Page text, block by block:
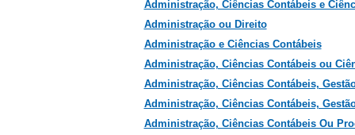
Administração, Ciências Contábeis e
Administração ou Direito
Administração e Ciências Contábeis
Administração, Ciências Contábeis ou
Administração, Ciências Contábeis,
Administração, Ciências Contábeis,
Administração, Ciências Contábeis Ou